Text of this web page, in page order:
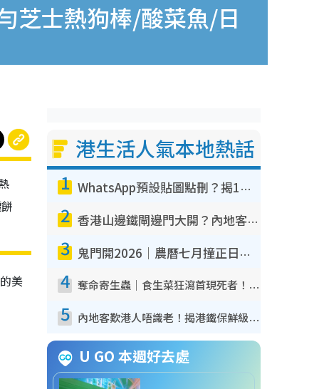
芝士熱狗棒/酸菜魚/日
美
港生活人氣本地熱話
1 WhatsApp預設貼圖點刪？揭1招「反向操作」還原簡潔介面 附3步實測教學
2 香港山邊鐵閘邊門大開？內地客困惑意義何在！網民神回覆：呢種叫法理性防禦
3 鬼門開2026｜農曆七月撞正日全食特別邪？專家警告切忌做一事！揭4大禁忌+2招保平安
4 奪命寄生蟲｜食生菜狂瀉首現死者！疫潮惡化錄1.8萬宗病例 揭洗菜3大謬誤
5 內地客歎港人唔識老！揭港鐵保鮮級冷氣 港人求放過：咪投訴
U GO 本週好去處